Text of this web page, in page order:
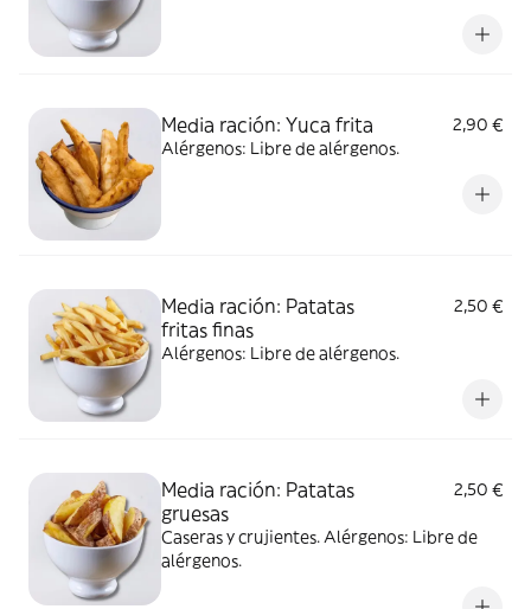
Media ración: Yuca frita
2,90 €
Alérgenos: Libre de alérgenos.
Media ración: Patatas
fritas finas
2,50 €
Alérgenos: Libre de alérgenos.
Media ración: Patatas
gruesas
2,50 €
Caseras y crujientes. Alérgenos: Libre de
alérgenos.